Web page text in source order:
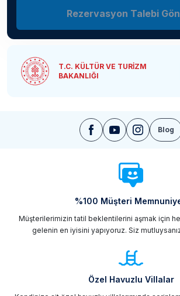
Rezervasyon Talebi
T.C. KÜLTÜR VE TURİZM
BAKANLIĞI
Blog
%100 Müşteri
Müşterilerimizin tatil beklentilerini aşmak için
gelenin en iyisini yapıyoruz. Siz
Özel Havuzlu Villalar